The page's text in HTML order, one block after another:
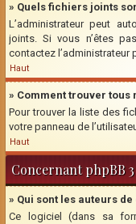
» Quels fichiers joints
L’administrateur peut
joints. Si vous n’êtes
contactez l’administrateur
Haut
» Comment trouver tous
Pour trouver la liste des
votre panneau de
Haut
Concernant phpBB 3
» Qui sont les auteurs
Ce logiciel (dans sa